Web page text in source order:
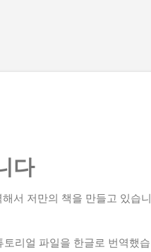
다
서 저만의 책을 만들고 있습
리얼 파일을 한글로 번역했습